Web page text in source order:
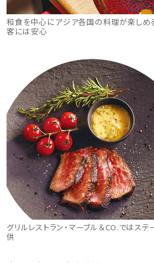
和食を中心にアジア各国の料理が楽しめ
客には安心
グリルレストラン・マーブル＆CO.ではス
供